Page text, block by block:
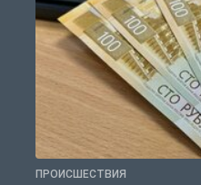
ПРОИСШЕСТВИЯ